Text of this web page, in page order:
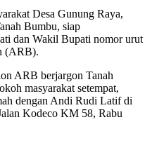
Desa Gunung Raya,
Bumbu, siap
dan Wakil Bupati nomor urut
(ARB).
ARB berjargon Tanah
masyarakat setempat,
dengan Andi Rudi Latif di
Kodeco KM 58, Rabu